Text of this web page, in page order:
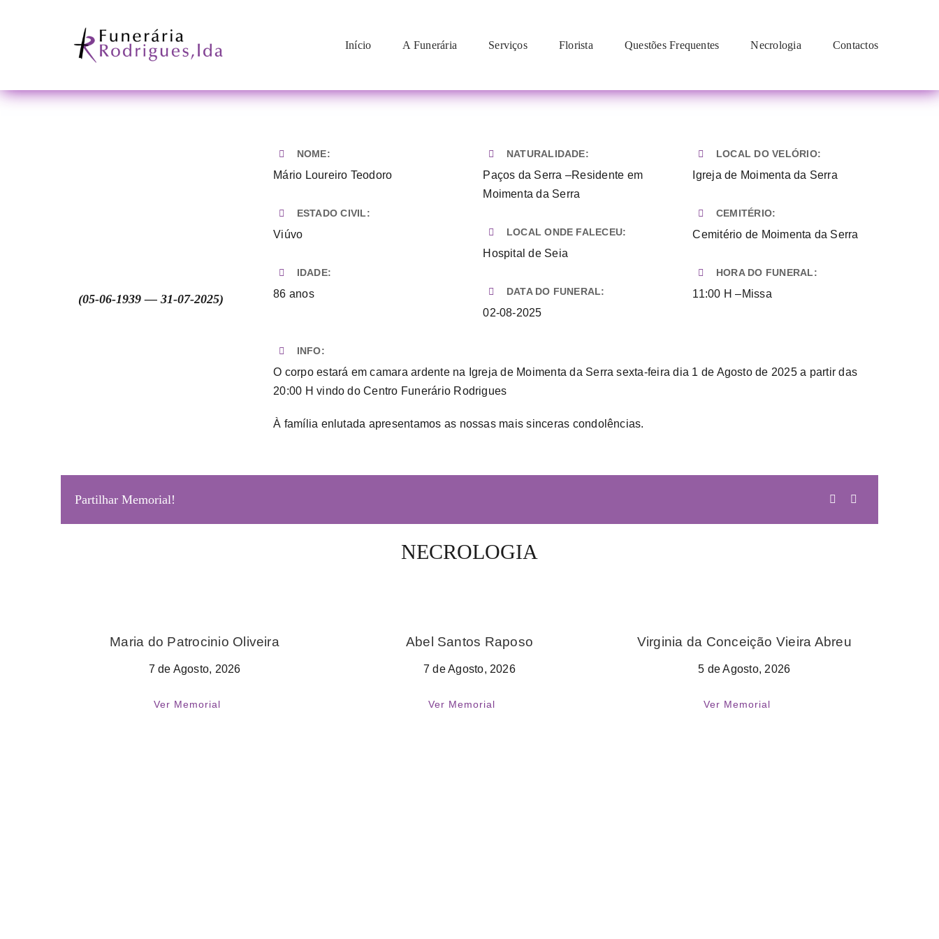
Início A Funerária Serviços Florista Questões Frequentes Necrologia Contactos
(05-06-1939 — 31-07-2025)
NOME:
Mário Loureiro Teodoro
ESTADO CIVIL:
Viúvo
IDADE:
86 anos
NATURALIDADE:
Paços da Serra –Residente em
Moimenta da Serra
LOCAL ONDE FALECEU:
Hospital de Seia
DATA DO FUNERAL:
02-08-2025
LOCAL DO VELÓRIO:
Igreja de Moimenta da Serra
CEMITÉRIO:
Cemitério de Moimenta da Serra
HORA DO FUNERAL:
11:00 H –Missa
INFO:
O corpo estará em camara ardente na Igreja de Moimenta da Serra sexta-feira dia 1 de Agosto de 2025 a partir das
20:00 H vindo do Centro Funerário Rodrigues
À família enlutada apresentamos as nossas mais sinceras condolências.
Partilhar Memorial!
NECROLOGIA
Maria do Patrocinio Oliveira
7 de Agosto, 2026
Ver Memorial
Abel Santos Raposo
7 de Agosto, 2026
Ver Memorial
Virginia da Conceição Vieira Abreu
5 de Agosto, 2026
Ver Memorial